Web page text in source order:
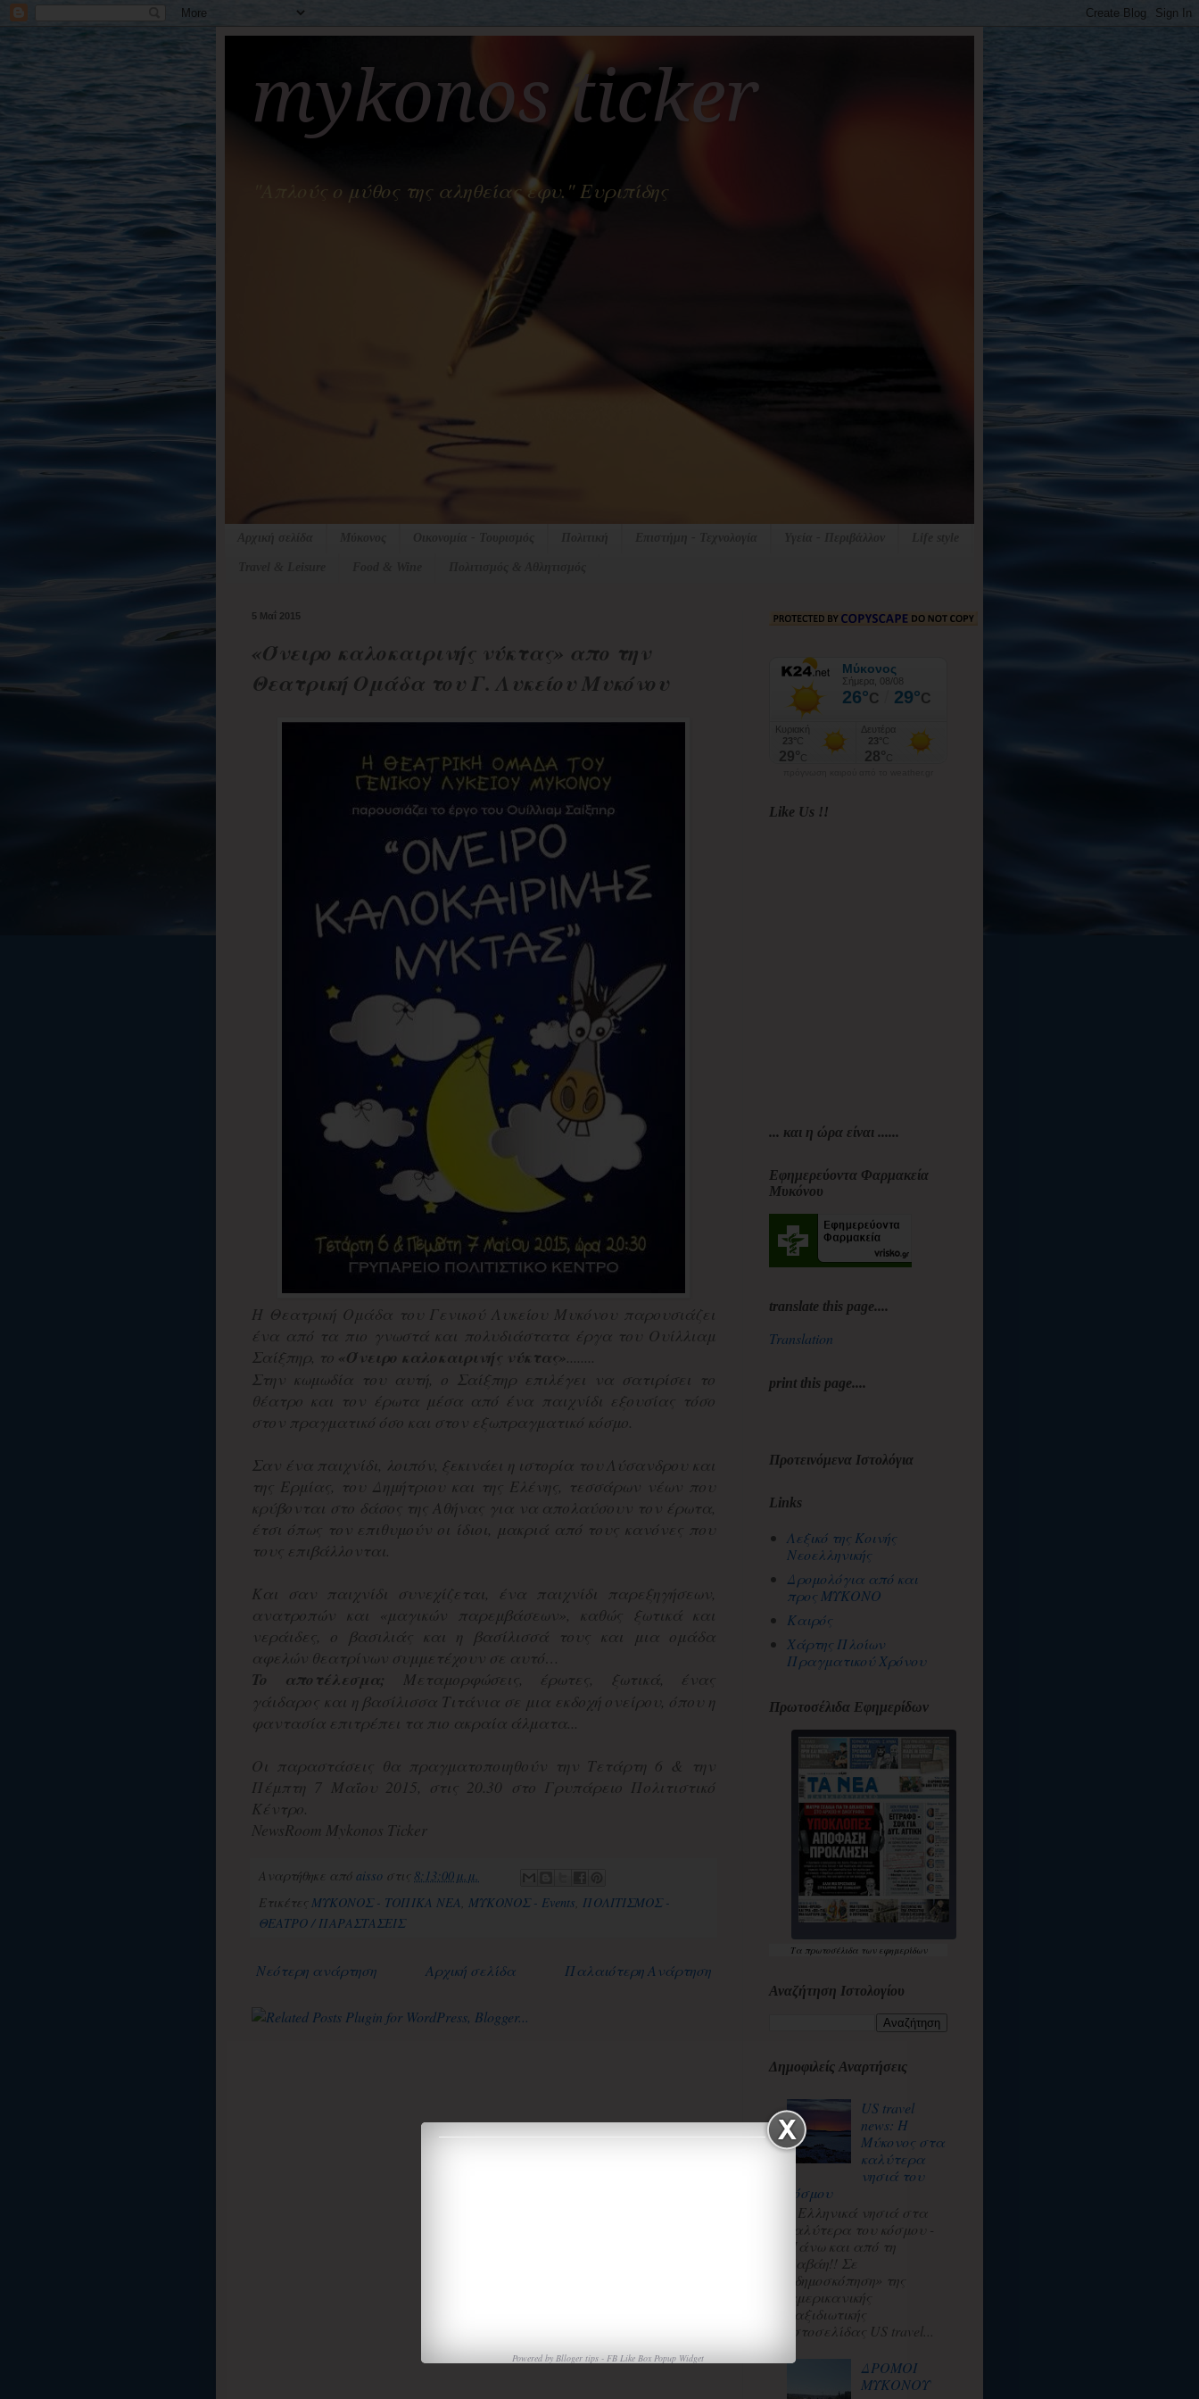
mykonos ticker
"Απλούς ο μύθος της αληθείας έφυ." Ευριπίδης
5 Μαΐ 2015
«Όνειρο καλοκαιρινής νύκτας» απο την
Θεατρική Ομάδα του Γ. Λυκείου Μυκόνου
Η Θεατρική Ομάδα του Γενικού Λυκείου Μυκόνου παρουσιάζει
ένα από τα πιο γνωστά και πολυδιάστατα έργα του Ουίλλιαμ
Σαίξπηρ, το «Όνειρο καλοκαιρινής νύκτας»........
Στην κωμωδία του αυτή, ο Σαίξπηρ επιλέγει να σατιρίσει το
θέατρο και τον έρωτα μέσα από ένα παιχνίδι εξουσίας τόσο
στον πραγματικό όσο και στον εξωπραγματικό κόσμο.
Σαν ένα παιχνίδι, λοιπόν, ξεκινάει η ιστορία του Λύσανδρου και
της Ερμίας, του Δημήτριου και της Ελένης, τεσσάρων νέων που
κρύβονται στο δάσος της Αθήνας για να απολαύσουν τον έρωτα,
έτσι όπως τον επιθυμούν οι ίδιοι, μακριά από τους κανόνες που
τους επιβάλλονται.
Και σαν παιχνίδι συνεχίζεται, ένα παιχνίδι παρεξηγήσεων,
ανατροπών και «μαγικών παρεμβάσεων», καθώς ξωτικά και
νεράιδες, ο βασιλιάς και η βασίλισσά τους και μια ομάδα
αφελών θεατρίνων συμμετέχουν σε αυτό…
To αποτέλεσμα; Μεταμορφώσεις, έρωτες, ξωτικά, ένας
γάιδαρος και η βασίλισσα Τιτάνια σε μια εκδοχή ονείρου, όπου η
φαντασία επιτρέπει τα πιο ακραία άλματα...
Οι παραστάσεις θα πραγματοποιηθούν την Τετάρτη 6 & την
Πέμπτη 7 Μαΐου 2015, στις 20.30 στο Γρυπάρειο Πολιτιστικό
Κέντρο.
NewsRoom Mykonos Ticker
Αναρτήθηκε από aisso στις 8:13:00 μ.μ.
Ετικέτες ΜΥΚΟΝΟΣ - ΤΟΠΙΚΑ ΝΕΑ ΜΥΚΟΝΟΣ - Events ΠΟΛΙΤΙΣΜΟΣ -
ΘΕΑΤΡΟ / ΠΑΡΑΣΤΑΣΕΙΣ
Νεότερη ανάρτηση Παλαιότερη Ανάρτηση
Αρχική σελίδα
Powered byBlloger tips -FB Like Box Popup Widget
Like Us !!
... και η ώρα είναι ......
Εφημερεύοντα Φαρμακεία
Μυκόνου
translate this page....
Translation
print this page....
Προτεινόμενα Ιστολόγια
Links
Λεξικό της Κοινής
Νεοελληνικής
Δρομολόγια από και
προς ΜΥΚΟΝΟ
Καιρός
Χάρτης Πλοίων
Πραγματικού Χρόνου
Πρωτοσέλιδα Εφημερίδων
Τα πρωτοσέλιδατων εφημερίδων
Αναζήτηση Ιστολογίου
Δημοφιλείς Αναρτήσεις
US travel
news: Η
Μύκονος στα
καλύτερα
νησιά του
κόσμου
3 Ελληνικά νησιά στα
καλύτερα του κόσμου -
Πάνω και από τη
Χαβάη!! Σε
«δημοσκόπηση» της
αμερικανικής
ταξιδιωτικής
ιστοσελίδας US travel...
ΔΡΟΜΟΙ
ΜΥΚΟΝΟΥ